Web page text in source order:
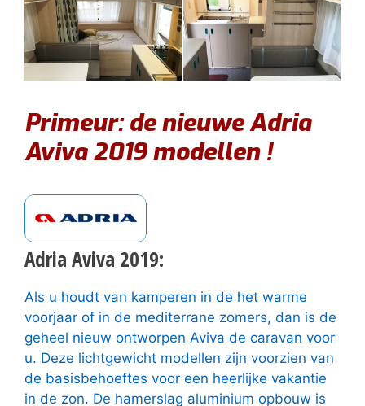
Primeur: de nieuwe Adria
Aviva 2019 modellen !
Adria Aviva 2019:
Als u houdt van kamperen in de het warme
voorjaar of in de mediterrane zomers, dan is de
geheel nieuw ontworpen Aviva de caravan voor
u. Deze lichtgewicht modellen zijn voorzien van
de basisbehoeftes voor een heerlijke vakantie
in de zon. De hamerslag aluminium opbouw is